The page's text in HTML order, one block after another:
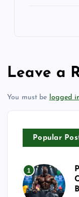
Leave a
You must be logged
Popular
1